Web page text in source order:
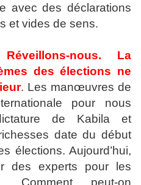
avec des déclarations
et vides de sens.
nous. La
des élections ne
. Les manœuvres de
pour nous
de Kabila et
date du début
élections. Aujourd’hui,
des experts pour les
Comment peut-on